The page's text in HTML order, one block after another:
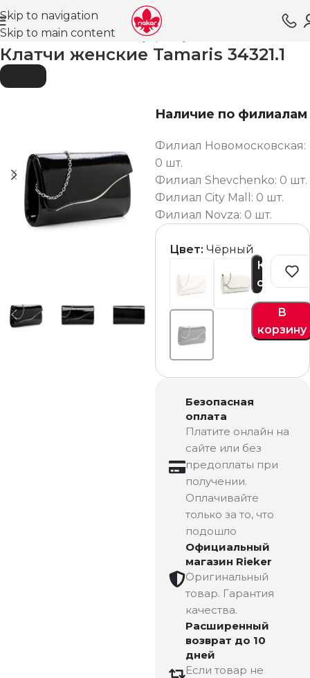
Skip to navigation
Skip to main content
Главная Магазин Аксессуары
Клатчи женские Tamaris 34321.1
Наличие по филиалам
Филиал Новомосковская:
0 шт.
Филиал Shevchenko: 0 шт.
Филиал City Mall: 0 шт.
Филиал Novza: 0 шт.
Цвет: Чёрный
В
корзину
Купить
сейчас
Безопасная
оплата
Платите онлайн на
сайте или без
предоплаты при
получении.
Оплачивайте
только за то, что
подошло
Официальный
магазин Rieker
Оригинальный
товар. Гарантия
качества.
Расширенный
возврат до 10
дней
Если товар не